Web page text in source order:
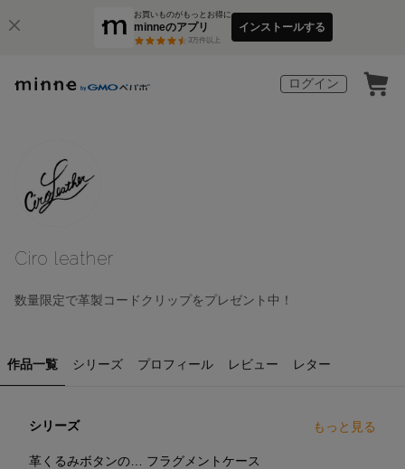
お買いものがもっとお得に
minneのアプリ
3万件以上
インストールする
ログイン
Ciro leather
数量限定で革製コードクリップをプレゼント中！
作品一覧 シリーズ プロフィール レビュー レター
シリーズ もっと見る
フラグメントケース